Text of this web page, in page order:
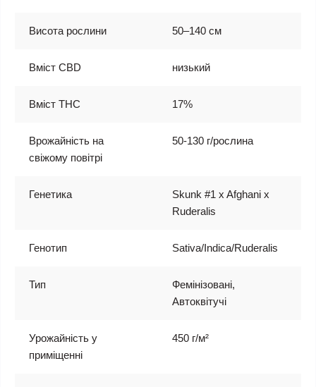
Висота рослини 50–140 см
Вміст CBD низький
Вміст THC 17%
Врожайність на
свіжому повітрі
50-130 г/рослина
Генетика
Skunk #1 x Afghani x
Ruderalis
Генотип Sativa/Indica/Ruderalis
Тип
Фемінізовані,
Автоквітучі
Урожайність у
приміщенні
450 г/м²